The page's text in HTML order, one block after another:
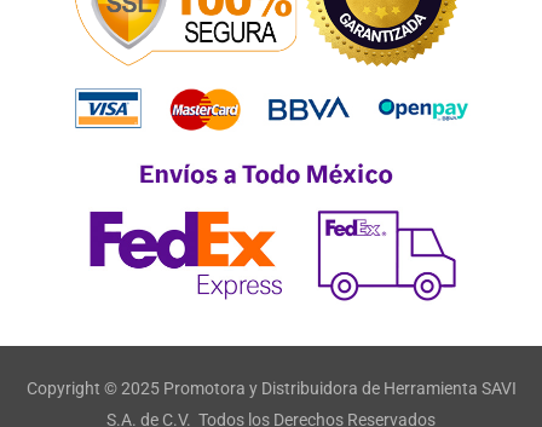
Copyright © 2025 Promotora y Distribuidora de Herramienta SAVI
S.A. de C.V. Todos los Derechos Reservados